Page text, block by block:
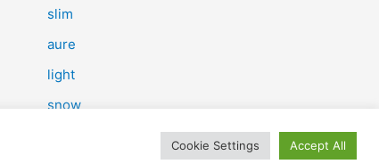
slim
aure
light
snow
Cookie Settings Accept All